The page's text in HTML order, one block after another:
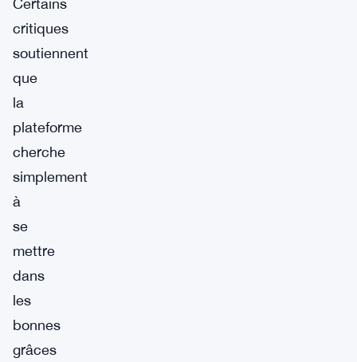
Certains
critiques
soutiennent
que
la
plateforme
cherche
simplement
à
se
mettre
dans
les
bonnes
grâces